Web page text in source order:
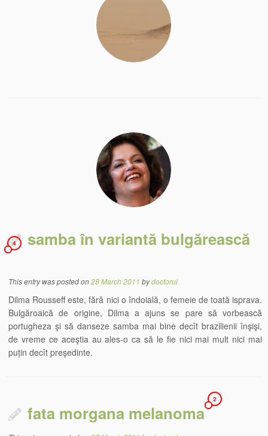
samba în variantă bulgărească
4
This entry was posted on28 March 2011 bydoctorul
Dilma Rousseff este, fără nici o îndoială, o femeie de toată isprava.
Bulgăroaică de origine, Dilma a ajuns se pare să vorbească
portugheza şi să danseze samba mai bine decît brazilienii înşişi,
de vreme ce aceştia au ales-o ca să le fie nici mai mult nici mai
puțin decît preşedinte.
fata morgana melanoma
2